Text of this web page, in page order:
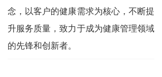
念，以客户的健康需求为核心，不断提
升服务质量，致力于成为健康管理领域
的先锋和创新者。